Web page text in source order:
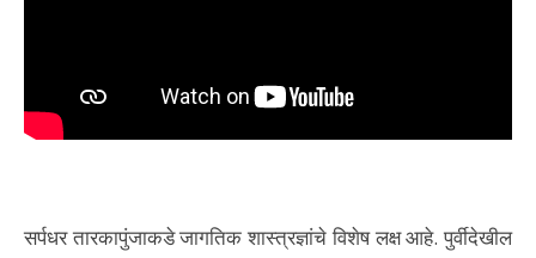
सर्पधर तारकापुंजाकडे जागतिक शास्त्रज्ञांचे विशेष लक्ष आहे. पुर्वीदेखील